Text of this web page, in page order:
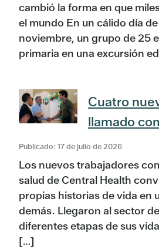
cambió la forma en que
el mundo En un cálido día
noviembre, un grupo de 25
primaria en una excursión
Cuatro
llamado
Publicado: 17 de julio de 2026
Los nuevos trabajadores
salud de Central Health
propias historias de vida en
demás. Llegaron al sector
diferentes etapas de sus
[…]